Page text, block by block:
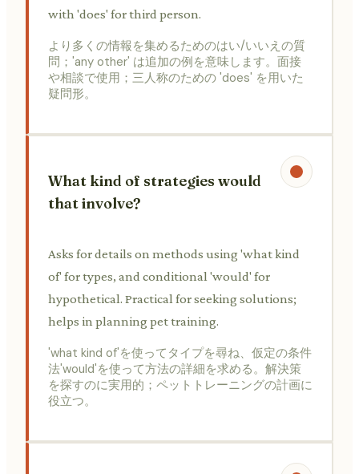
with 'does' for third person.
より多くの情報を集めるためのはい/いいえの質
問；'any other' は追加の例を意味します。面接
や相談で使用；三人称のための 'does' を用いた
疑問形。
What kind of strategies would
that involve?
Asks for details on methods using 'what kind
of' for types, and conditional 'would' for
hypothetical. Practical for seeking solutions;
helps in planning pet training.
'what kind of'を使ってタイプを尋ね、仮定の条件
法'would'を使って方法の詳細を求める。解決策
を探すのに実用的；ペットトレーニングの計画に
役立つ。